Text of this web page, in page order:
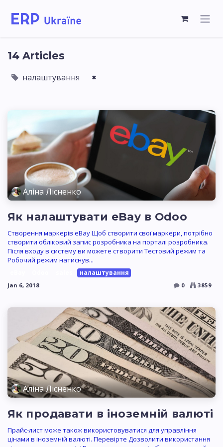
14 Articles
налаштування ×
Аліна Лісненко
Як налаштувати eBay в Odoo
Створення маркерів eBay Щоб створити свої маркери, потрібно
створити обліковий запис розробника на порталі розробника.
Після входу в систему ви можете створити Тестовий режим та
Робочий режим натиснув...
налаштування
Jan 6, 2018 0 3859
Аліна Лісненко
Як продавати в іноземній валюті
Прайс-лист може також використовуватися для управління
цінами в іноземній валюті. Перевірте Дозволити використання